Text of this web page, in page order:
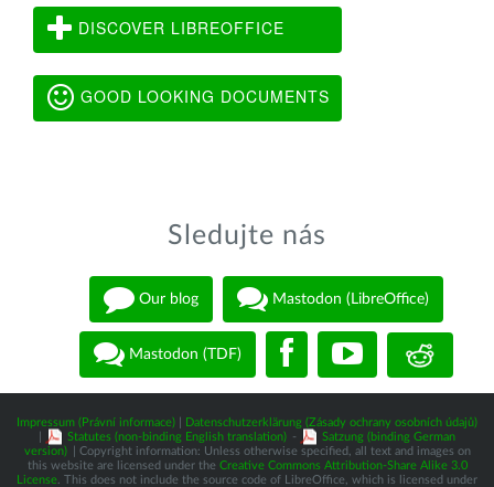
DISCOVER LIBREOFFICE
GOOD LOOKING DOCUMENTS
Sledujte nás
Our blog Mastodon (LibreOffice)
Mastodon (TDF)
Impressum (Právní informace)
Datenschutzerklärung (Zásady ochrany osobních údajů)
Statutes (non-binding English translation) -
Satzung (binding German
version)
| Copyright information: Unless otherwise specified, all text and images on
this website are licensed under the Creative Commons Attribution-Share Alike 3.0
License . This does not include the source code of LibreOffice, which is licensed under